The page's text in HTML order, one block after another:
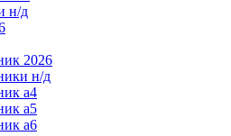
н/д
2026
н/д
а4
а5
а6